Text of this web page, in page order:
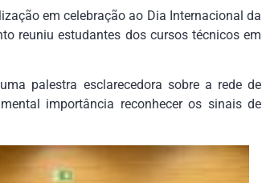
em celebração ao Dia Internacional da
reuniu estudantes dos cursos técnicos em
palestra esclarecedora sobre a rede de
importância reconhecer os sinais de